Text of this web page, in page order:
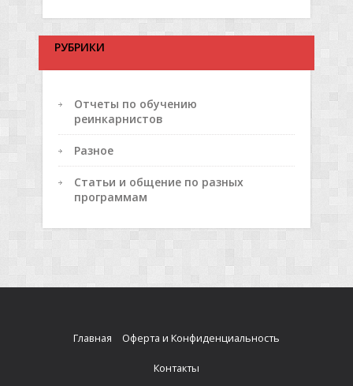
РУБРИКИ
Отчеты по обучению
реинкарнистов
Разное
Статьи и общение по разных
программам
Главная Оферта и Конфиденциальность
Контакты